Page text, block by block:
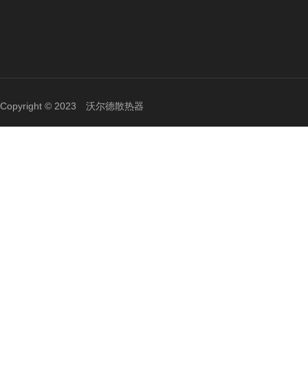
Copyright © 2023 沃尔德散热器